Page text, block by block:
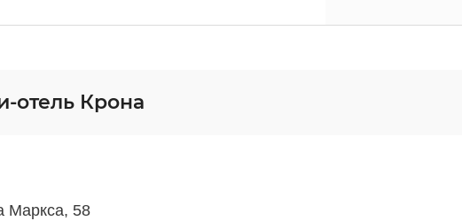
отель Крона
Маркса, 58